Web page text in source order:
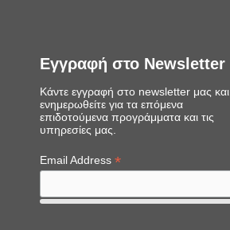
Εγγραφή στο Newsletter
Κάντε εγγραφή στο newsletter μας και
ενημερωθείτε για τα επόμενα
επιδοτούμενα προγράμματα και τις
υπηρεσίες μας.
Email Address *